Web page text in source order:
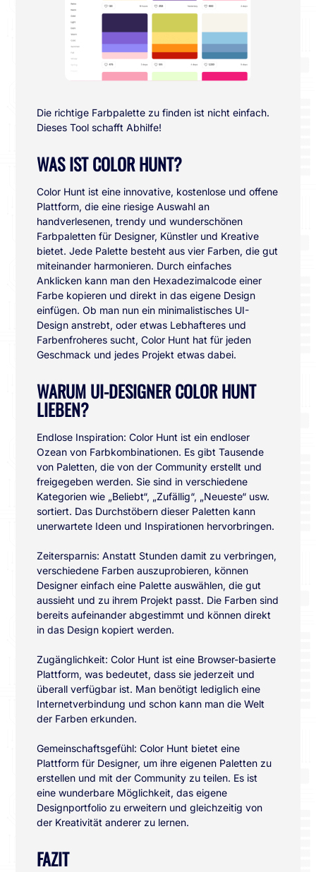
Die richtige Farbpalette zu finden ist nicht einfach.
Dieses Tool schafft Abhilfe!
WAS IST COLOR HUNT?
Color Hunt ist eine innovative, kostenlose und offene
Plattform, die eine riesige Auswahl an
handverlesenen, trendy und wunderschönen
Farbpaletten für Designer, Künstler und Kreative
bietet. Jede Palette besteht aus vier Farben, die gut
miteinander harmonieren. Durch einfaches
Anklicken kann man den Hexadezimalcode einer
Farbe kopieren und direkt in das eigene Design
einfügen. Ob man nun ein minimalistisches UI-
Design anstrebt, oder etwas Lebhafteres und
Farbenfroheres sucht, Color Hunt hat für jeden
Geschmack und jedes Projekt etwas dabei.
WARUM UI-DESIGNER COLOR HUNT
LIEBEN?
Endlose Inspiration: Color Hunt ist ein endloser
Ozean von Farbkombinationen. Es gibt Tausende
von Paletten, die von der Community erstellt und
freigegeben werden. Sie sind in verschiedene
Kategorien wie „Beliebt“, „Zufällig“, „Neueste“ usw.
sortiert. Das Durchstöbern dieser Paletten kann
unerwartete Ideen und Inspirationen hervorbringen.
Zeitersparnis: Anstatt Stunden damit zu verbringen,
verschiedene Farben auszuprobieren, können
Designer einfach eine Palette auswählen, die gut
aussieht und zu ihrem Projekt passt. Die Farben sind
bereits aufeinander abgestimmt und können direkt
in das Design kopiert werden.
Zugänglichkeit: Color Hunt ist eine Browser-basierte
Plattform, was bedeutet, dass sie jederzeit und
überall verfügbar ist. Man benötigt lediglich eine
Internetverbindung und schon kann man die Welt
der Farben erkunden.
Gemeinschaftsgefühl: Color Hunt bietet eine
Plattform für Designer, um ihre eigenen Paletten zu
erstellen und mit der Community zu teilen. Es ist
eine wunderbare Möglichkeit, das eigene
Designportfolio zu erweitern und gleichzeitig von
der Kreativität anderer zu lernen.
FAZIT